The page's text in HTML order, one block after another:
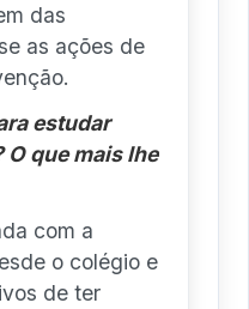
das
as ações de
estudar
que mais lhe
com a
o colégio e
de ter